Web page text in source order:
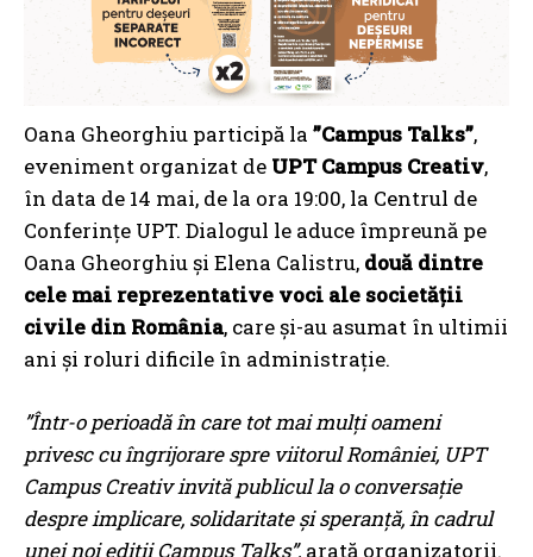
Oana Gheorghiu participă la ”Campus Talks”,
eveniment organizat de UPT Campus Creativ,
în data de 14 mai, de la ora 19:00, la Centrul de
Conferințe UPT. Dialogul le aduce împreună pe
Oana Gheorghiu și Elena Calistru, două dintre
cele mai reprezentative voci ale societății
civile din România, care și-au asumat în ultimii
ani și roluri dificile în administrație.
”Într-o perioadă în care tot mai mulți oameni
privesc cu îngrijorare spre viitorul României, UPT
Campus Creativ invită publicul la o conversație
despre implicare, solidaritate și speranță, în cadrul
unei noi ediții Campus Talks”, arată organizatorii.